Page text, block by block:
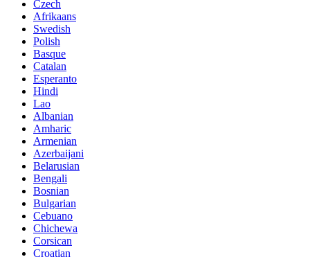
Czech
Afrikaans
Swedish
Polish
Basque
Catalan
Esperanto
Hindi
Lao
Albanian
Amharic
Armenian
Azerbaijani
Belarusian
Bengali
Bosnian
Bulgarian
Cebuano
Chichewa
Corsican
Croatian